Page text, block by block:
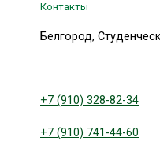
Контакты
Белгород,
+7 (910) 328-82-34
+7 (910) 741-44-60